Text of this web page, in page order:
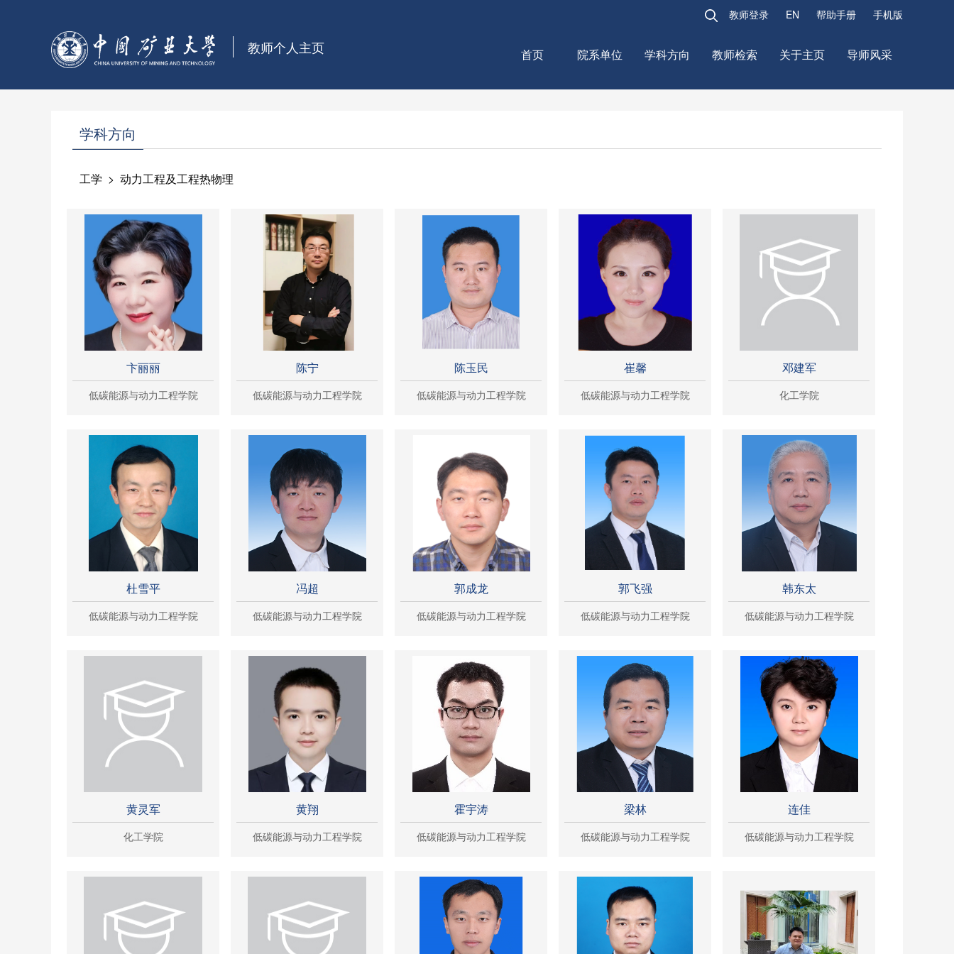
教师登录 EN 帮助手册 手机版
教师个人主页 首页 院系单位 学科方向 教师检索 关于主页 导师风采
学科方向
工学 > 动力工程及工程热物理
卞丽丽
低碳能源与动力工程学院
陈宁
低碳能源与动力工程学院
陈玉民
低碳能源与动力工程学院
崔馨
低碳能源与动力工程学院
邓建军
化工学院
杜雪平
低碳能源与动力工程学院
冯超
低碳能源与动力工程学院
郭成龙
低碳能源与动力工程学院
郭飞强
低碳能源与动力工程学院
韩东太
低碳能源与动力工程学院
黄灵军
化工学院
黄翔
低碳能源与动力工程学院
霍宇涛
低碳能源与动力工程学院
梁林
低碳能源与动力工程学院
连佳
低碳能源与动力工程学院